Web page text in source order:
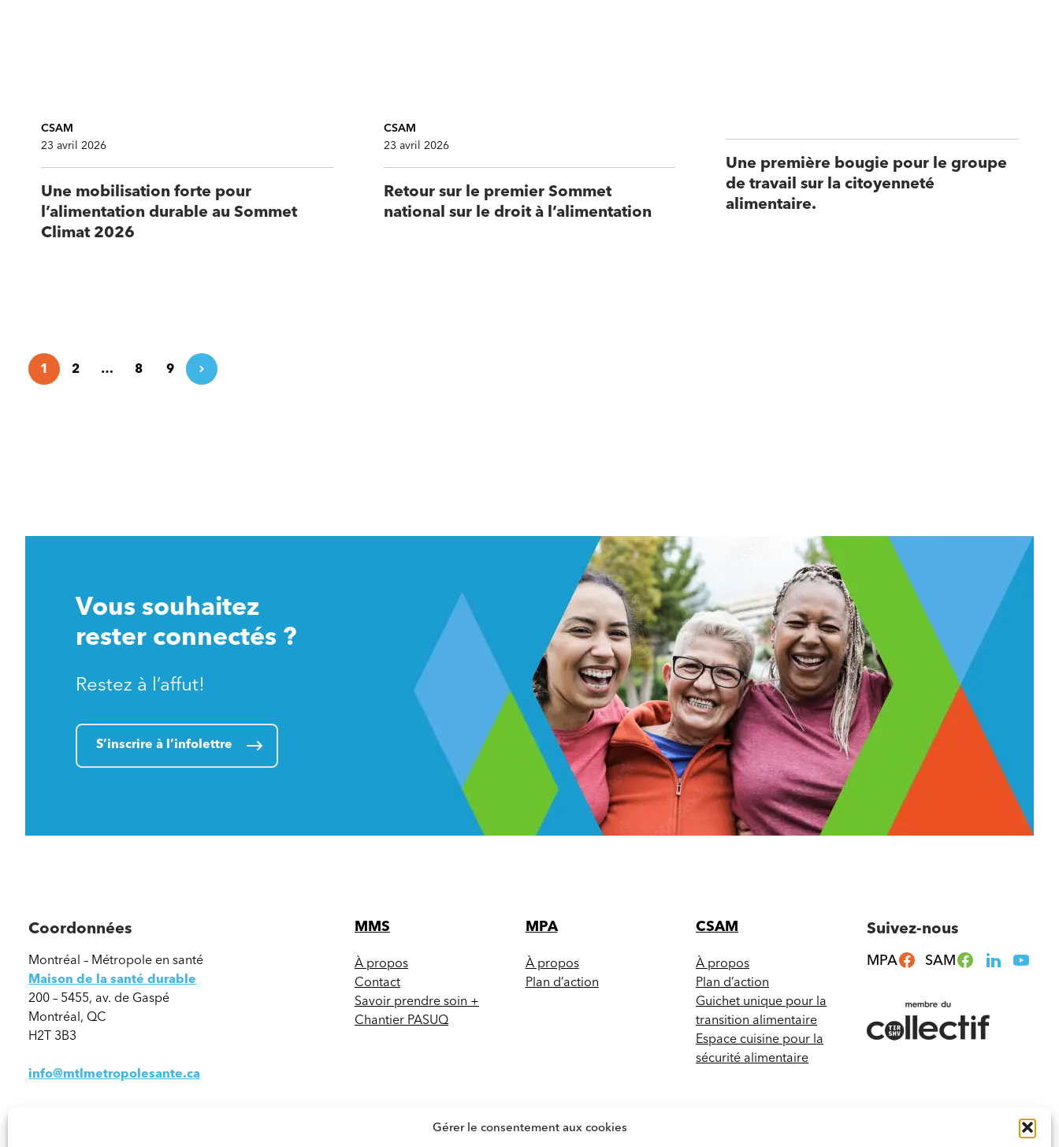
Gérer le consentement aux cookies
CSAM
23 avril 2026
Une mobilisation forte pour
l’alimentation durable au Sommet
Climat 2026
CSAM
23 avril 2026
Retour sur le premier Sommet
national sur le droit à l’alimentation
Une première bougie pour le groupe
de travail sur la citoyenneté
alimentaire.
1 2 … 8 9
Vous souhaitez
rester connectés ?
Restez à l’affut!
S’inscrire à l’infolettre
Coordonnées
Montréal – Métropole en santé
Maison de la santé durable
200 – 5455, av. de Gaspé
Montréal, QC
H2T 3B3
info@mtlmetropolesante.ca
MMS
À propos
Contact
Savoir prendre soin +
Chantier PASUQ
MPA
À propos
Plan d’action
CSAM
À propos
Plan d’action
Guichet unique pour la
transition alimentaire
Espace cuisine pour la
sécurité alimentaire
Suivez-nous
MPA SAM